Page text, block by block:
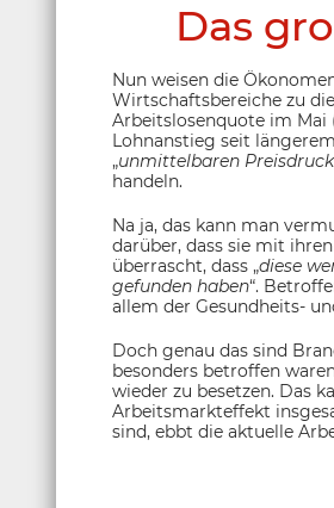
Das
Nun weisen die
Wirtschaftsbereiche zu
Arbeitslosenquote im Mai
Lohnanstieg seit
„unmittelbaren Preisdruck
handeln.
Na ja, das kann man
darüber, dass sie mit
überrascht, dass „diese
gefunden haben“.
allem der Gesundheits-
Doch genau das sind
besonders betroffen
wieder zu besetzen. Das
Arbeitsmarkteffekt
sind, ebbt die aktuelle